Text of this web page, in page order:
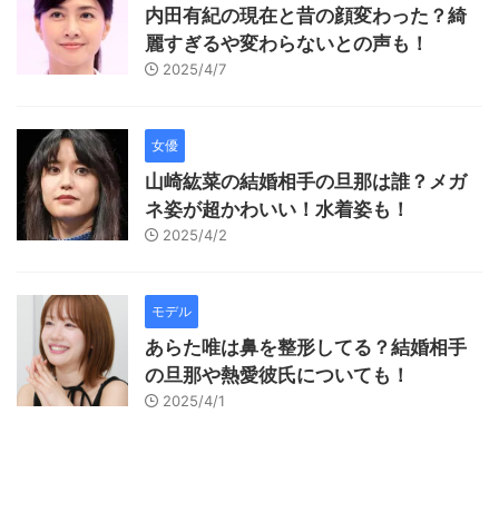
内田有紀の現在と昔の顔変わった？綺
麗すぎるや変わらないとの声も！
2025/4/7
女優
山崎紘菜の結婚相手の旦那は誰？メガ
ネ姿が超かわいい！水着姿も！
2025/4/2
モデル
あらた唯は鼻を整形してる？結婚相手
の旦那や熱愛彼氏についても！
2025/4/1